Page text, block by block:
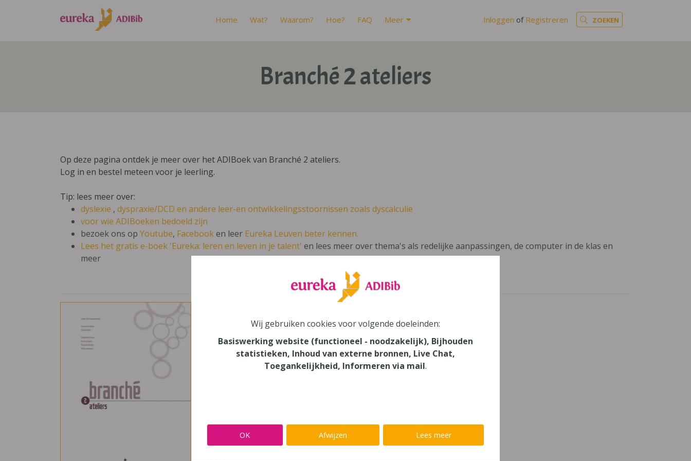
Home Wat? Waarom? Hoe? FAQ Meer Inloggen of Registreren ZOEKEN
Branché 2 ateliers
Op deze pagina ontdek je meer over het ADIBoek van Branché 2 ateliers.
Log in en bestel meteen voor je leerling.
Tip: lees meer over:
dyslexie , dyspraxie/DCD en andere leer-en ontwikkelingsstoornissen zoals dyscalculie
voor wie ADIBoeken bedoeld zijn
bezoek ons op Youtube, Facebooken leer Eureka Leuven beter kennen.
Lees het gratis e-boek 'Eureka: leren en leven in je talent' en lees meer over thema's als redelijke aanpassingen, de computer in de klas en
meer
Frans
Secundair Onderwijs
Uitgeverij
Wij gebruiken cookies voor volgende doeleinden:
Basiswerking website (functioneel - noodzakelijk), Bijhouden
statistieken, Inhoud van externe bronnen, Live Chat,
Toegankelijkheid, Informeren via mail.
OK Afwijzen Lees meer